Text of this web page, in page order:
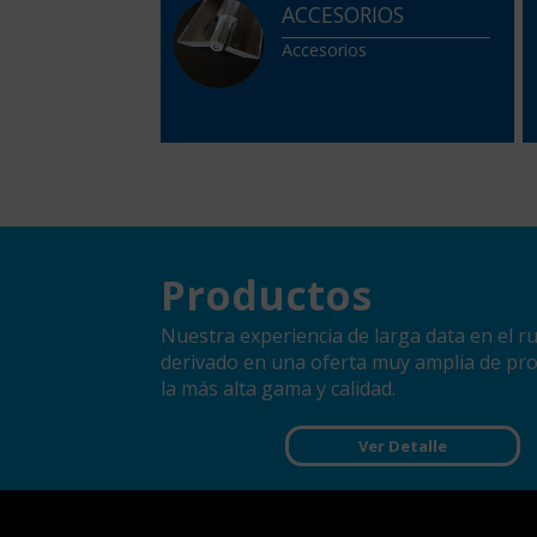
ACCESORIOS
Accesorios
Productos
Nuestra experiencia de larga data en el
derivado en una oferta muy amplia de
la más alta gama y calidad.
Ver Detalle